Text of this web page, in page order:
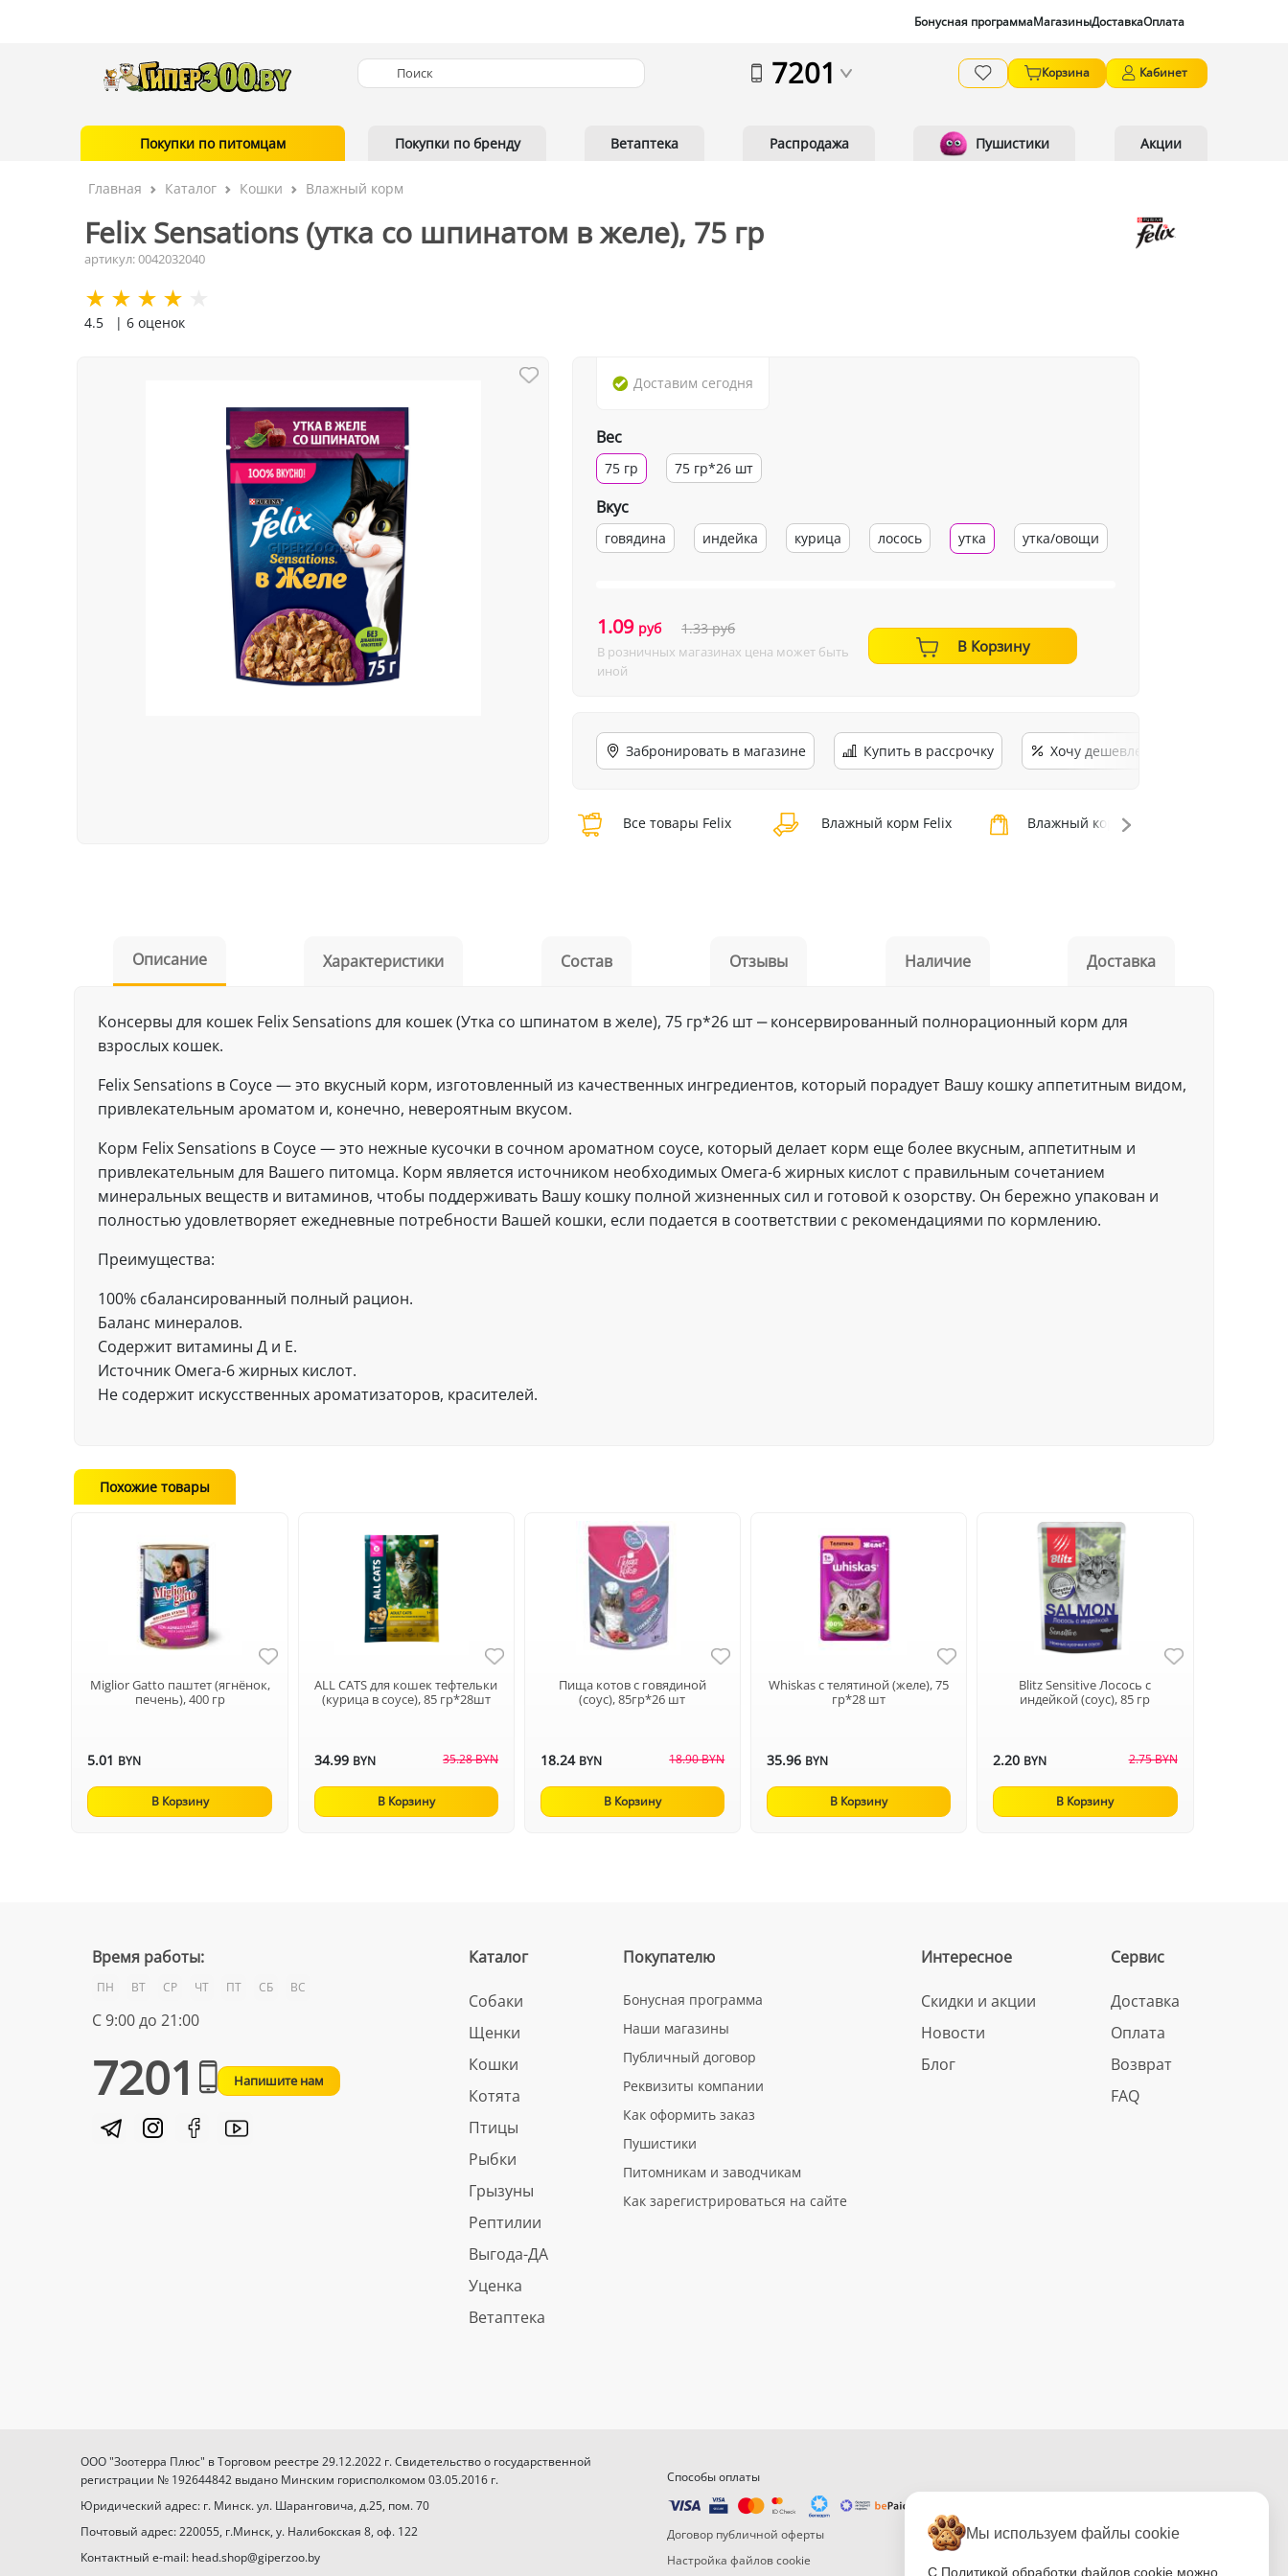
Бонусная программаМагазиныДоставкаОплата
7201 Корзина Кабинет
Покупки по питомцам Покупки по бренду Ветаптека Распродажа Пушистики Акции
Главная Каталог Кошки Влажный корм
Felix Sensations (утка со шпинатом в желе), 75 гр
артикул: 0042032040
4.5 | 6 оценок
Доставим сегодня
Вес
75 гр 75 гр*26 шт
Вкус
говядина индейка курица лосось утка утка/овощи
1.09 руб 1.33руб
В розничных магазинах цена может быть
иной
В Корзину
Забронировать в магазине Купить в рассрочку Хочу дешевле
Все товары Felix Влажный корм Felix Влажный корм
Описание Характеристики Состав Отзывы Наличие Доставка
Консервы для кошек Felix Sensations для кошек (Утка со шпинатом в желе), 75 гр*26 шт ‒ консервированный полнорационный корм для
взрослых кошек.
Felix Sensations в Соусе — это вкусный корм, изготовленный из качественных ингредиентов, который порадует Вашу кошку аппетитным видом,
привлекательным ароматом и, конечно, невероятным вкусом.
Корм Felix Sensations в Соусе — это нежные кусочки в сочном ароматном соусе, который делает корм еще более вкусным, аппетитным и
привлекательным для Вашего питомца. Корм является источником необходимых Омега-6 жирных кислот с правильным сочетанием
минеральных веществ и витаминов, чтобы поддерживать Вашу кошку полной жизненных сил и готовой к озорству. Он бережно упакован и
полностью удовлетворяет ежедневные потребности Вашей кошки, если подается в соответствии с рекомендациями по кормлению.
Преимущества:
100% сбалансированный полный рацион.
Баланс минералов.
Содержит витамины Д и Е.
Источник Омега-6 жирных кислот.
Не содержит искусственных ароматизаторов, красителей.
Похожие товары
Miglior Gatto паштет (ягнёнок,
печень), 400 гр
5.01 BYN
В Корзину
ALL CATS для кошек тефтельки
(курица в соусе), 85 гр*28шт
34.99 BYN 35.28 BYN
В Корзину
Пища котов с говядиной
(соус), 85гр*26 шт
18.24 BYN 18.90 BYN
В Корзину
Whiskas с телятиной (желе), 75
гр*28 шт
35.96 BYN
В Корзину
Blitz Sensitive Лосось с
индейкой (соус), 85 гр
2.20 BYN 2.75 BYN
В Корзину
Время работы:
ПН ВТ СР ЧТ ПТ СБ ВС
С 9:00 до 21:00
7201 Напишите нам
Каталог
Собаки
Щенки
Кошки
Котята
Птицы
Рыбки
Грызуны
Рептилии
Выгода-ДА
Уценка
Ветаптека
Покупателю
Бонусная программа
Наши магазины
Публичный договор
Реквизиты компании
Как оформить заказ
Пушистики
Питомникам и заводчикам
Как зарегистрироваться на сайте
Интересное
Скидки и акции
Новости
Блог
Сервис
Доставка
Оплата
Возврат
FAQ
ООО "Зоотерра Плюс" в Торговом реестре 29.12.2022 г. Свидетельство о государственной
регистрации № 192644842 выдано Минским горисполкомом 03.05.2016 г.
Юридический адрес: г. Минск. ул. Шаранговича, д.25, пом. 70
Почтовый адрес: 220055, г.Минск, у. Налибокская 8, оф. 122
Контактный e-mail: head.shop@giperzoo.by
Способы оплаты
Договор публичной оферты
Настройка файлов cookie
Мы используем файлы cookie
С Политикой обработки файлов cookie можно